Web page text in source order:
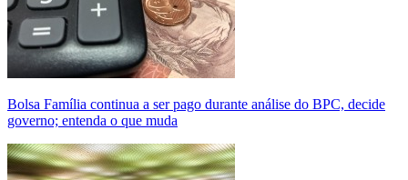
Bolsa Família continua a ser pago durante análise do BPC, decide
governo; entenda o que muda